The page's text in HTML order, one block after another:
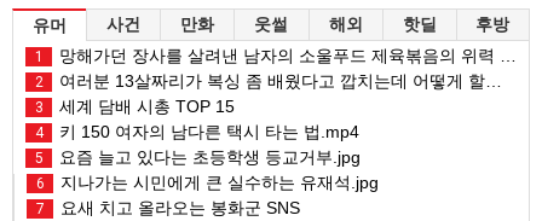
유머 사건 만화 웃썰 해외 핫딜 후방
1 망해가던 장사를 살려낸 남자의 소울푸드 제육볶음의 위력 ㅋㅋ
2 여러분 13살짜리가 복싱 좀 배웠다고 깝치는데 어떻게 할까요?
3 세계 담배 시총 TOP 15
4 키 150 여자의 남다른 택시 타는 법.mp4
5 요즘 늘고 있다는 초등학생 등교거부.jpg
6 지나가는 시민에게 큰 실수하는 유재석.jpg
7 요새 치고 올라오는 봉화군 SNS